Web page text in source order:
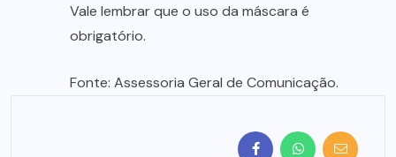
Vale lembrar que o uso da máscara é
obrigatório.
Fonte: Assessoria Geral de Comunicação.